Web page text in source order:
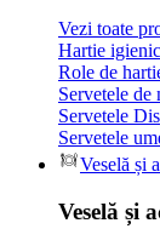
Vezi toate
Hartie
Role de
Servetele de
Servetele
Servetele
Veselă și
Veselă și